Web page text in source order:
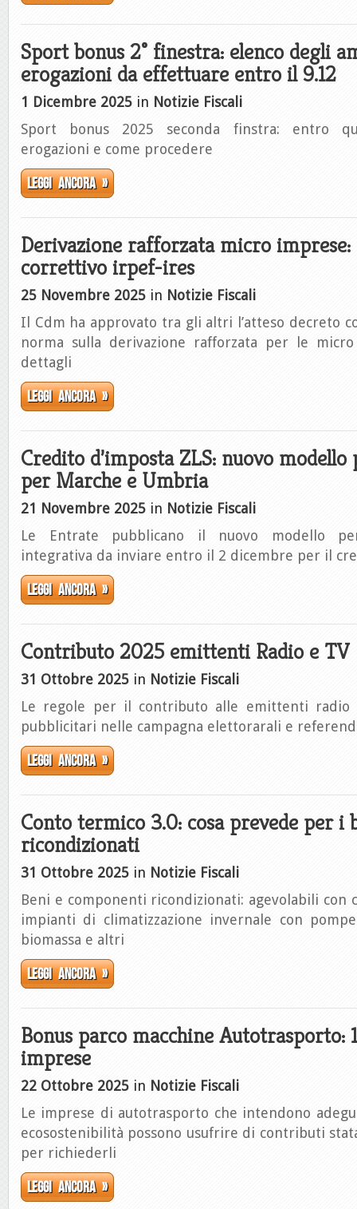
Sport bonus 2° finestra: elenco degli
erogazioni da effettuare entro il 9.12
1 Dicembre 2025 in Notizie Fiscali
Sport bonus 2025 seconda finstra: entro
erogazioni e come procedere
Leggi ancora »
Derivazione rafforzata micro
correttivo irpef-ires
25 Novembre 2025 in Notizie Fiscali
Il Cdm ha approvato tra gli altri l’atteso decreto
norma sulla derivazione rafforzata per le
dettagli
Leggi ancora »
Credito d’imposta ZLS: nuovo
per Marche e Umbria
21 Novembre 2025 in Notizie Fiscali
Le Entrate pubblicano il nuovo modello
integrativa da inviare entro il 2 dicembre per il
Leggi ancora »
Contributo 2025 emittenti Radio e TV
31 Ottobre 2025 in Notizie Fiscali
Le regole per il contributo alle emittenti radio
pubblicitari nelle campagna elettorarali e
Leggi ancora »
Conto termico 3.0: cosa prevede per i
ricondizionati
31 Ottobre 2025 in Notizie Fiscali
Beni e componenti ricondizionati: agevolabili con
impianti di climatizzazione invernale con
biomassa e altri
Leggi ancora »
Bonus parco macchine Autotrasporto:
imprese
22 Ottobre 2025 in Notizie Fiscali
Le imprese di autotrasporto che intendono
ecosostenibilità possono usufrire di contributi
per richiederli
Leggi ancora »